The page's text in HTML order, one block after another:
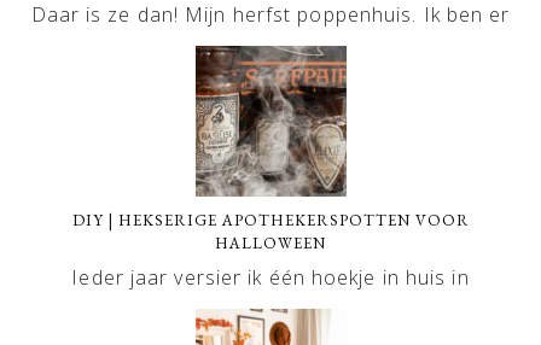
Daar is ze dan! Mijn herfst poppenhuis. Ik ben er
DIY | HEKSERIGE APOTHEKERSPOTTEN VOOR
HALLOWEEN
Ieder jaar versier ik één hoekje in huis in